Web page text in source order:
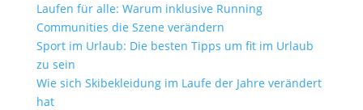
Laufen für alle: Warum inklusive Running
Communities die Szene verändern
Sport im Urlaub: Die besten Tipps um fit im Urlaub
zu sein
Wie sich Skibekleidung im Laufe der Jahre verändert
hat